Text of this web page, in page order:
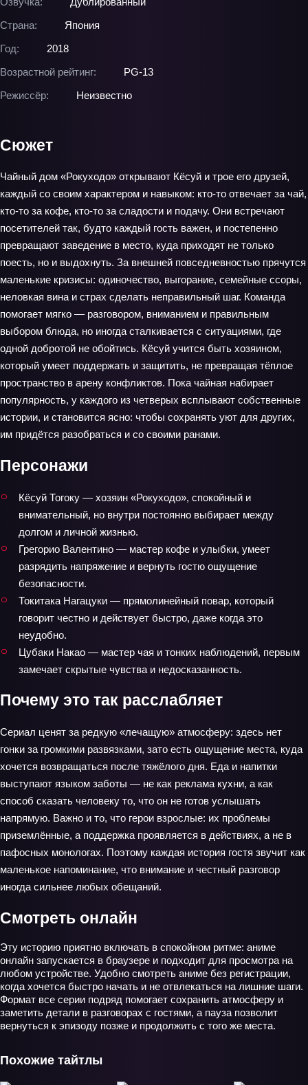
Страна:
Япония
Год:
2018
Возрастной рейтинг:
PG-13
Режиссёр:
Неизвестно
Сюжет
Чайный дом «Рокуходо» открывают Кёсуй и трое его друзей,
каждый со своим характером и навыком: кто‑то отвечает за чай,
кто‑то за кофе, кто‑то за сладости и подачу. Они встречают
посетителей так, будто каждый гость важен, и постепенно
превращают заведение в место, куда приходят не только
поесть, но и выдохнуть. За внешней повседневностью прячутся
маленькие кризисы: одиночество, выгорание, семейные ссоры,
неловкая вина и страх сделать неправильный шаг. Команда
помогает мягко — разговором, вниманием и правильным
выбором блюда, но иногда сталкивается с ситуациями, где
одной добротой не обойтись. Кёсуй учится быть хозяином,
который умеет поддержать и защитить, не превращая тёплое
пространство в арену конфликтов. Пока чайная набирает
популярность, у каждого из четверых всплывают собственные
истории, и становится ясно: чтобы сохранять уют для других,
им придётся разобраться и со своими ранами.
Персонажи
Кёсуй Тогоку — хозяин «Рокуходо», спокойный и
внимательный, но внутри постоянно выбирает между
долгом и личной жизнью.
Грегорио Валентино — мастер кофе и улыбки, умеет
разрядить напряжение и вернуть гостю ощущение
безопасности.
Токитака Нагацуки — прямолинейный повар, который
говорит честно и действует быстро, даже когда это
неудобно.
Цубаки Накао — мастер чая и тонких наблюдений, первым
замечает скрытые чувства и недосказанность.
Почему это так расслабляет
Сериал ценят за редкую «лечащую» атмосферу: здесь нет
гонки за громкими развязками, зато есть ощущение места, куда
хочется возвращаться после тяжёлого дня. Еда и напитки
выступают языком заботы — не как реклама кухни, а как
способ сказать человеку то, что он не готов услышать
напрямую. Важно и то, что герои взрослые: их проблемы
приземлённые, а поддержка проявляется в действиях, а не в
пафосных монологах. Поэтому каждая история гостя звучит как
маленькое напоминание, что внимание и честный разговор
иногда сильнее любых обещаний.
Смотреть онлайн
Эту историю приятно включать в спокойном ритме: аниме
онлайн запускается в браузере и подходит для просмотра на
любом устройстве. Удобно смотреть аниме без регистрации,
когда хочется быстро начать и не отвлекаться на лишние шаги.
Формат все серии подряд помогает сохранить атмосферу и
заметить детали в разговорах с гостями, а пауза позволит
вернуться к эпизоду позже и продолжить с того же места.
Похожие тайтлы